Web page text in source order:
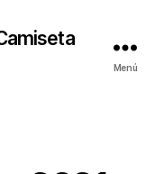
Menú